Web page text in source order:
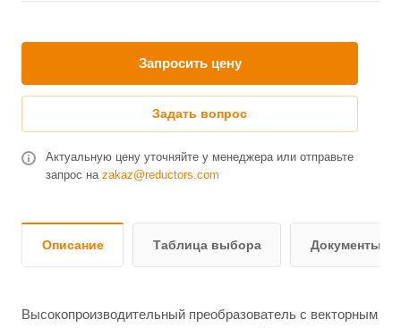
Запросить цену
Задать вопрос
Актуальную цену уточняйте у менеджера или отправьте
запрос на zakaz@reductors.com
Описание Таблица выбора Документы и
Высокопроизводительный преобразователь с векторным